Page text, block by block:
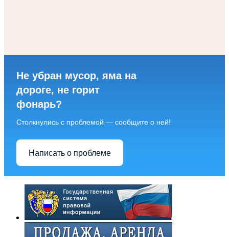
Не убран мусор, яма на
дороге, не горит
фонарь?
Столкнулись с проблемой — сообщите о ней!
Написать о проблеме